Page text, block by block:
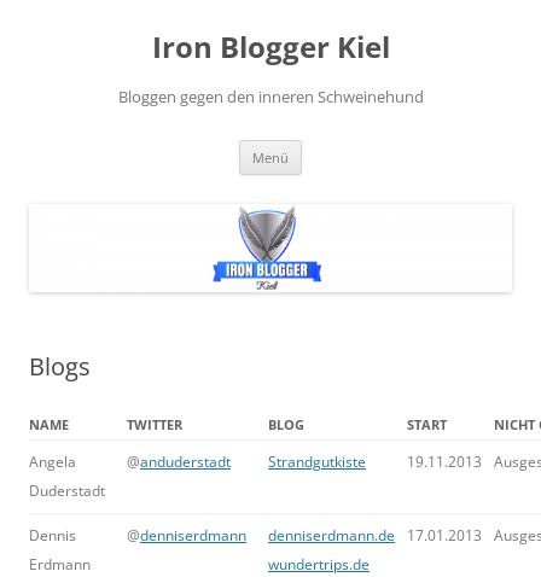
Iron Blogger Kiel
Bloggen gegen den inneren Schweinehund
Menü
Blogs
NAME TWITTER BLOG START NICHT
Angela
Duderstadt
@anduderstadt Strandgutkiste 19.11.2013
Dennis
Erdmann
@denniserdmann
denniserdmann.de
wundertrips.de
17.01.2013